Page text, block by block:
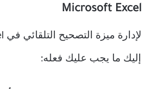
Microsoft Excel
إليك ما يجب عليك فعله: